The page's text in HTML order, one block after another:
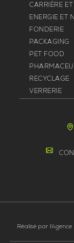
CARRIÈRE
ENERGIE ET
FONDERIE
PACKAGING
PET FOOD
RECYCLAGE
VERRERIE
Réalisé par